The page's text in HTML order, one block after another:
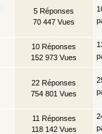
5 Réponses
70 447 Vues
10 Réponses
152 973 Vues
22 Réponses
754 801 Vues
11 Réponses
118 142 Vues